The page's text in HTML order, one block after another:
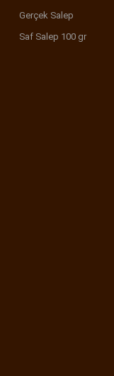
Gerçek Salep
Saf Salep 100 gr